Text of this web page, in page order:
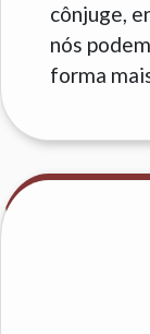
cônjuge,
nós
forma